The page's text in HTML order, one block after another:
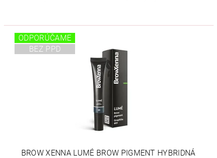
ODPORÚČAME
BEZ PPD
BROW XENNA LUMÉ BROW PIGMENT HYBRIDNÁ